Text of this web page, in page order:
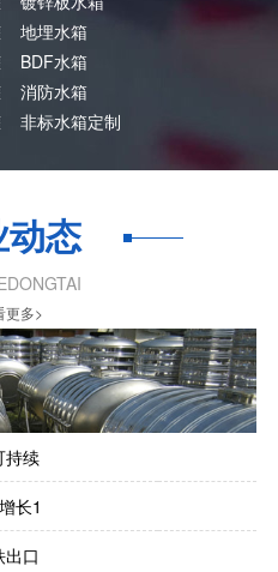
地埋水箱
BDF水箱
消防水箱
非标水箱定制
态
更多>
持续
长1
口